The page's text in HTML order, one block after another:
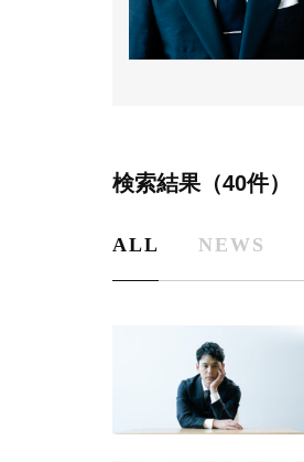
検索結果（40件）
ALL NEWS